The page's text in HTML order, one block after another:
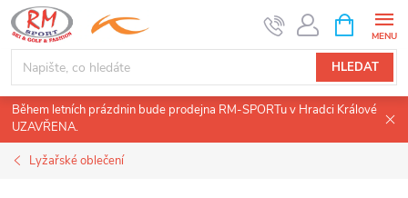
Přejít
na
obsah
HLEDAT
NÁKUPNÍ
KOŠÍK
Během letních prázdnin bude prodejna RM-SPORTu v Hradci Králové
UZAVŘENA.
Lyžařské oblečení